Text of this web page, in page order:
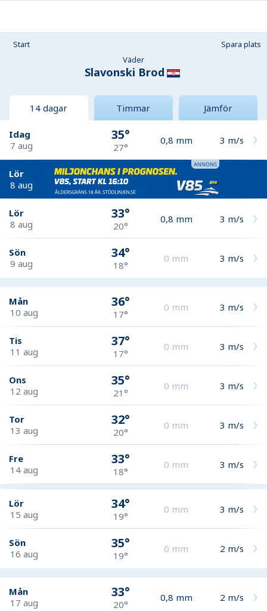
Start
Spara plats
Väder
Slavonski Brod
14 dagar Timmar Jämför
Idag
7 aug
35°
27°
0,8 mm 3 m/s
Lör
8 aug
Lör
8 aug
33°
20°
0,8 mm 3 m/s
Sön
9 aug
34°
18°
0 mm 3 m/s
Mån
10 aug
36°
17°
0 mm 3 m/s
Tis
11 aug
37°
17°
0 mm 3 m/s
Ons
12 aug
35°
21°
0 mm 3 m/s
Tor
13 aug
32°
20°
0 mm 3 m/s
Fre
14 aug
33°
18°
0 mm 3 m/s
Lör
15 aug
34°
19°
0 mm 3 m/s
Sön
16 aug
35°
19°
0 mm 2 m/s
Mån
17 aug
33°
20°
0,8 mm 2 m/s